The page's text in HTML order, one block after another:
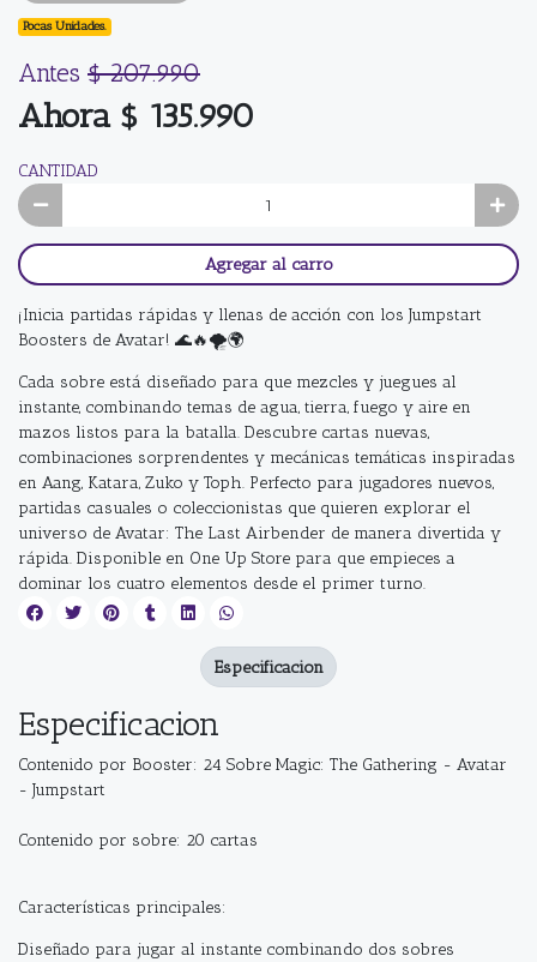
Pocas Unidades.
Antes $ 207.990
Ahora $ 135.990
CANTIDAD
Agregar al carro
¡Inicia partidas rápidas y llenas de acción con los Jumpstart
Boosters de Avatar! 🌊🔥🌪️🌍
Cada sobre está diseñado para que mezcles y juegues al
instante, combinando temas de agua, tierra, fuego y aire en
mazos listos para la batalla. Descubre cartas nuevas,
combinaciones sorprendentes y mecánicas temáticas inspiradas
en Aang, Katara, Zuko y Toph. Perfecto para jugadores nuevos,
partidas casuales o coleccionistas que quieren explorar el
universo de Avatar: The Last Airbender de manera divertida y
rápida. Disponible en One Up Store para que empieces a
dominar los cuatro elementos desde el primer turno.
Especificacion
Contenido por Booster: 24 Sobre Magic: The Gathering - Avatar
- Jumpstart
Contenido por sobre: 20 cartas
Características principales:
Diseñado para jugar al instante combinando dos sobres
Especificacion